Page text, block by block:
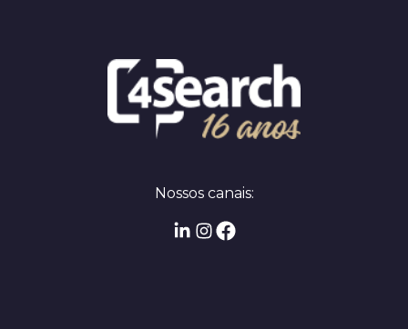
Nossos canais: